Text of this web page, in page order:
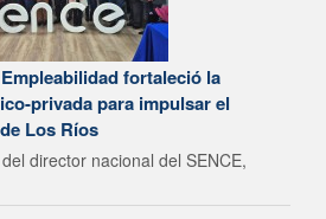
fortaleció la
privada para impulsar el
Los Ríos
director nacional del SENCE,